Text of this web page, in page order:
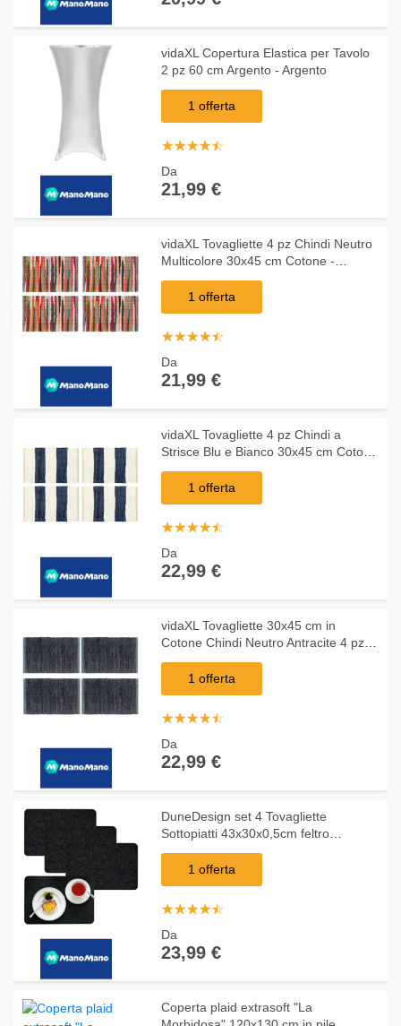
vidaXL Copertura Elastica per Tavolo
2 pz 60 cm Argento - Argento
1 offerta
☆☆☆☆☆
★★★★★
Da
21,99 €
vidaXL Tovagliette 4 pz Chindi Neutro
Multicolore 30x45 cm Cotone -
Multicolore
1 offerta
☆☆☆☆☆
★★★★★
Da
21,99 €
vidaXL Tovagliette 4 pz Chindi a
Strisce Blu e Bianco 30x45 cm Cotone
- Blu
1 offerta
☆☆☆☆☆
★★★★★
Da
22,99 €
vidaXL Tovagliette 30x45 cm in
Cotone Chindi Neutro Antracite 4 pz -
Grigio
1 offerta
☆☆☆☆☆
★★★★★
Da
22,99 €
DuneDesign set 4 Tovagliette
Sottopiatti 43x30x0,5cm feltro
sintetico Antracite
1 offerta
☆☆☆☆☆
★★★★★
Da
23,99 €
Coperta plaid extrasoft "La